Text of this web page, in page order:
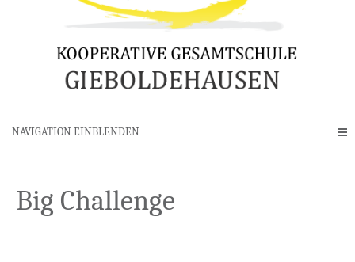
NAVIGATION EINBLENDEN
Big Challenge